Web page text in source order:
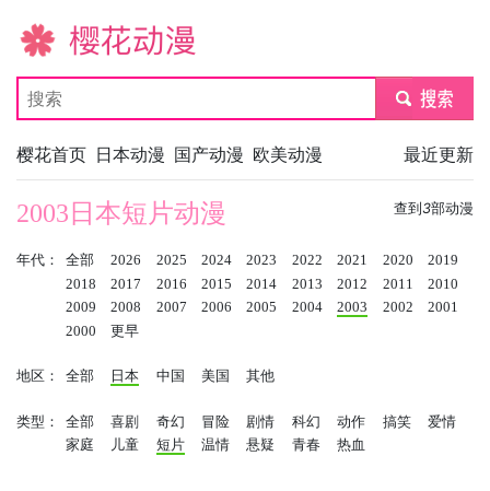
樱花动漫
submit
樱花首页 日本动漫 国产动漫 欧美动漫 最近更新
查到 3部动漫
2003日本短片动漫
年代： 全部 2026 2025 2024 2023 2022 2021 2020
2019
2018
2017 2016 2015 2014 2013 2012 2011
2010
2009
2008 2007 2006 2005 2004 2003 2002
2001
2000
更早
地区： 全部 日本 中国 美国 其他
类型： 全部 喜剧 奇幻 冒险 剧情 科幻 动作 搞笑
爱情
家庭
儿童 短片 温情 悬疑 青春 热血